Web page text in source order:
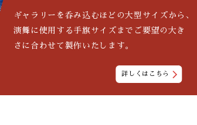
ギャラリーを呑み込むほどの大型サイズから、
演舞に使用する手旗サイズまでご要望の大き
さに合わせて製作いたします。
詳しくはこちら